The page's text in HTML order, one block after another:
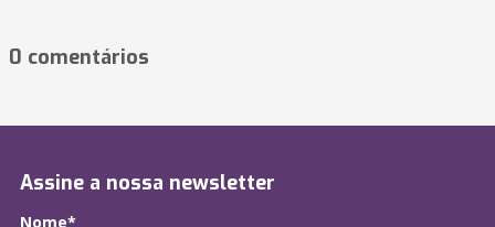
0 comentários
Assine a nossa newsletter
Nome*